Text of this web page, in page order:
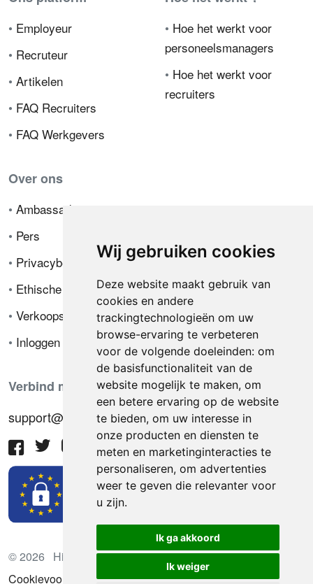
Wij gebruiken cookies
Deze website maakt gebruik van
cookies en andere
trackingtechnologieën om uw
browse-ervaring te verbeteren
voor de volgende doeleinden: om
de basisfunctionaliteit van de
website mogelijk te maken, om
een betere ervaring op de website
te bieden, om uw interesse in
onze producten en diensten te
meten en marketinginteracties te
personaliseren, om advertenties
weer te geven die relevanter voor
u zijn.
Ik ga akkoord
Ik weiger
• Employeur
• Recruteur
• Artikelen
• FAQ Recruiters
• FAQ Werkgevers
• Hoe het werkt voor
personeelsmanagers
• Hoe het werkt voor
recruiters
Over ons
• Ambassador
• Pers
• Privacybeleid
• Ethische code
• Verkoopsvoorwaarden
• Inloggen
Verbind met ons
support@hiringnotes.com
© 2026 Hiring Notes. Internationaal wervingsplatform
Cookievoorkeuren bijwerken